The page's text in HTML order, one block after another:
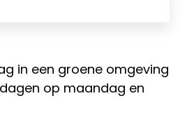
in een groene omgeving
op maandag en